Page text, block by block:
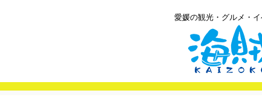
愛媛の観光・グルメ・